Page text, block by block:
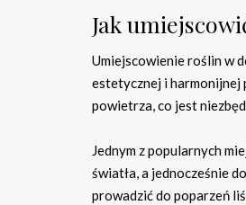
Jak
Umiejscowienie roślin w
estetycznej i harmonijnej
powietrza, co jest
Jednym z popularnych
światła, a jednocześnie
prowadzić do poparzeń